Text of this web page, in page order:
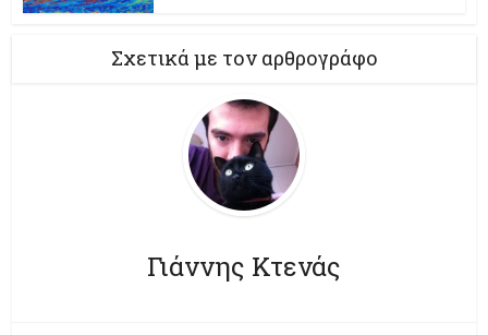
Σχετικά με τον αρθρογράφο
Γιάννης Κτενάς